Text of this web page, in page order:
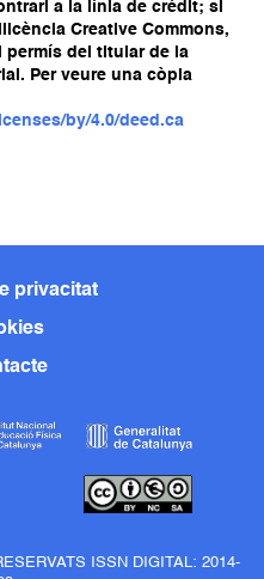
a la línia de crèdit; si
Creative Commons,
permís del titular de la
Per veure una còpia
by/4.0/deed.ca
privacitat
ISSN DIGITAL: 2014-